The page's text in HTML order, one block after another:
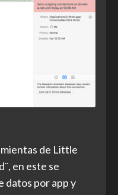
de Little
en este se
datos por app y